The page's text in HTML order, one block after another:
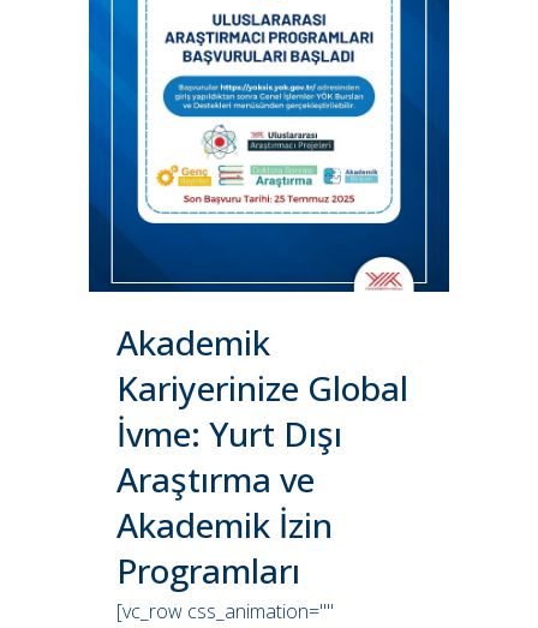
Akademik
Kariyerinize Global
İvme: Yurt Dışı
Araştırma ve
Akademik İzin
Programları
[vc_row css_animation=""